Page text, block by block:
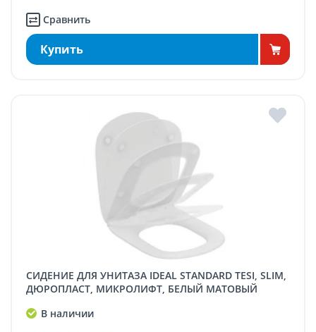
Сравнить
Купить
СИДЕНИЕ ДЛЯ УНИТАЗА IDEAL STANDARD TESI, SLIM,
ДЮРОПЛАСТ, МИКРОЛИФТ, БЕЛЫЙ МАТОВЫЙ
В наличии